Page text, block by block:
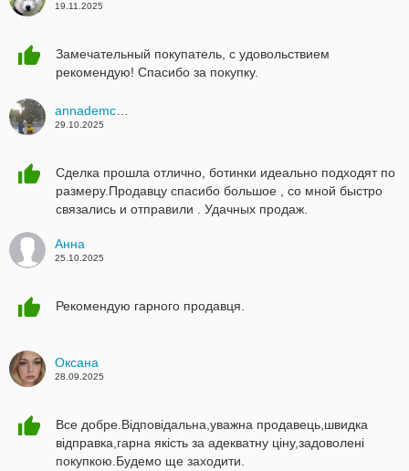
19.11.2025
Замечательный покупатель, с удовольствием
рекомендую! Спасибо за покупку.
29.10.2025
Сделка прошла отлично, ботинки идеально подходят по
размеру.Продавцу спасибо большое , со мной быстро
связались и отправили . Удачных продаж.
Анна
25.10.2025
Рекомендую гарного продавця.
Оксана
28.09.2025
Все добре.Відповідальна,уважна продавець,швидка
відправка,гарна якість за адекватну ціну,задоволені
покупкою.Будемо ще заходити.